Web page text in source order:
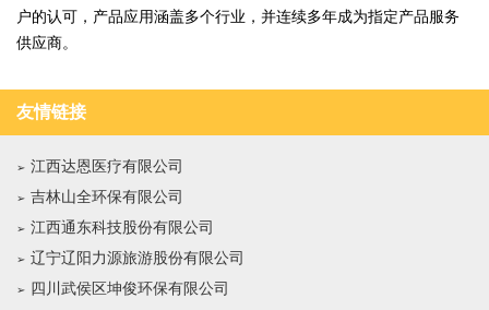
户的认可，产品应用涵盖多个行业，并连续多年成为指定产品服务
供应商。
友情链接
江西达恩医疗有限公司
吉林山全环保有限公司
江西通东科技股份有限公司
辽宁辽阳力源旅游股份有限公司
四川武侯区坤俊环保有限公司